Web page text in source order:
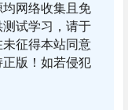
网络收集且免
测试学习，请于
征得本站同意
版！如若侵犯